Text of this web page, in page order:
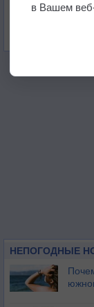
НЕПОГОДНЫЕ
в Вашем